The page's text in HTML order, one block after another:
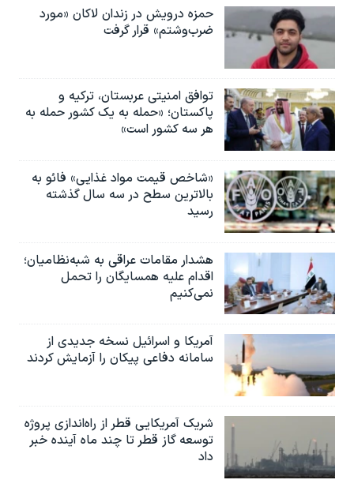
حمزه درویش در زندان لاکان «مورد
ضرب‌وشتم» قرار گرفت
توافق امنیتی عربستان، ترکیه و
پاکستان؛ «حمله به یک کشور حمله به
هر سه کشور است»
«شاخص قیمت مواد غذایی» فائو به
بالاترین سطح در سه سال گذشته
رسید
هشدار مقامات عراقی به شبه‌نظامیان؛
اقدام علیه همسایگان را تحمل
نمی‌کنیم
آمریکا و اسرائیل نسخه جدیدی از
سامانه دفاعی پیکان را آزمایش کردند
شریک آمریکایی قطر از راه‌اندازی پروژه
توسعه گاز قطر تا چند ماه آینده خبر
داد